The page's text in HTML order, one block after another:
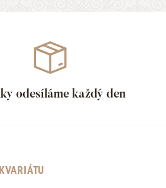
odesíláme každý den